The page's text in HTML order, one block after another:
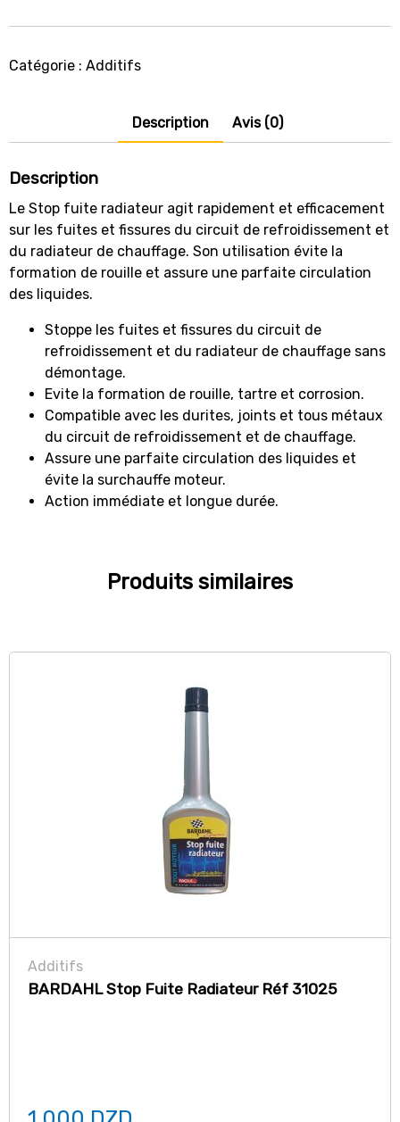
Fuite
Réf
Catégorie : Additifs
Description Avis (0)
Description
Le Stop fuite radiateur agit rapidement et efficacement
sur les fuites et fissures du circuit de refroidissement et
du radiateur de chauffage. Son utilisation évite la
formation de rouille et assure une parfaite circulation
des liquides.
Stoppe les fuites et fissures du circuit de
refroidissement et du radiateur de chauffage sans
démontage.
Evite la formation de rouille, tartre et corrosion.
Compatible avec les durites, joints et tous métaux
du circuit de refroidissement et de chauffage.
Assure une parfaite circulation des liquides et
évite la surchauffe moteur.
Action immédiate et longue durée.
Produits similaires
Additifs
BARDAHL Stop Fuite Radiateur Réf 31025